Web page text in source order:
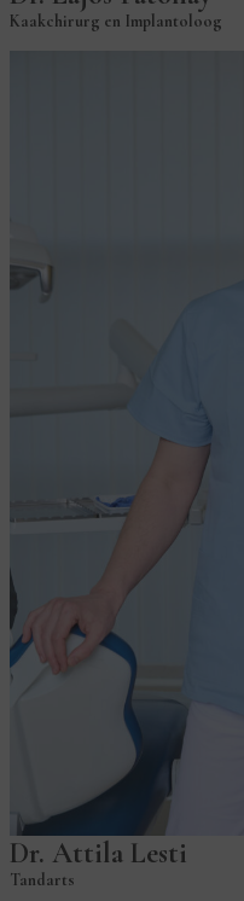
Kaakchirurg en Implantoloog
Dr. Attila Lesti
Tandarts